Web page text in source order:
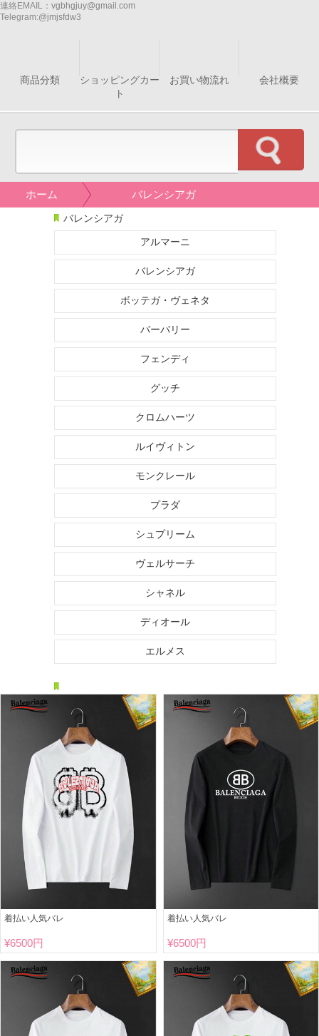
連絡EMAIL： vgbhgjuy@gmail.com
Telegram:@jmjsfdw3
商品分類
ショッピングカー
ト
お買い物流れ 会社概要
ホーム バレンシアガ
バレンシアガ
アルマーニ
バレンシアガ
ボッテガ・ヴェネタ
バーバリー
フェンディ
グッチ
クロムハーツ
ルイヴィトン
モンクレール
プラダ
シュプリーム
ヴェルサーチ
シャネル
ディオール
エルメス
着払い人気バレ
¥6500円
着払い人気バレ
¥6500円